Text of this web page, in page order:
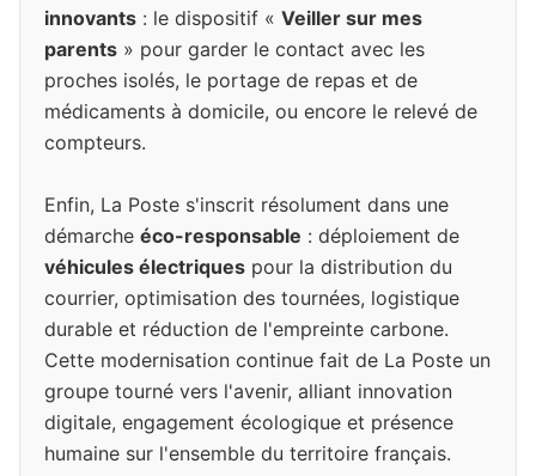
innovants : le dispositif « Veiller sur mes
parents » pour garder le contact avec les
proches isolés, le portage de repas et de
médicaments à domicile, ou encore le relevé de
compteurs.
Enfin, La Poste s'inscrit résolument dans une
démarche éco-responsable : déploiement de
véhicules électriques pour la distribution du
courrier, optimisation des tournées, logistique
durable et réduction de l'empreinte carbone.
Cette modernisation continue fait de La Poste un
groupe tourné vers l'avenir, alliant innovation
digitale, engagement écologique et présence
humaine sur l'ensemble du territoire français.